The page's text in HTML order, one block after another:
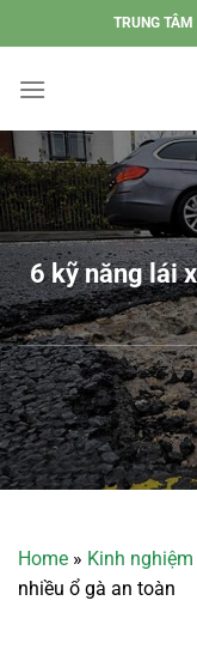
đến
dung
TRUNG TÂM
6 kỹ năng lái
Home » Kinh
nhiều ổ gà an toàn